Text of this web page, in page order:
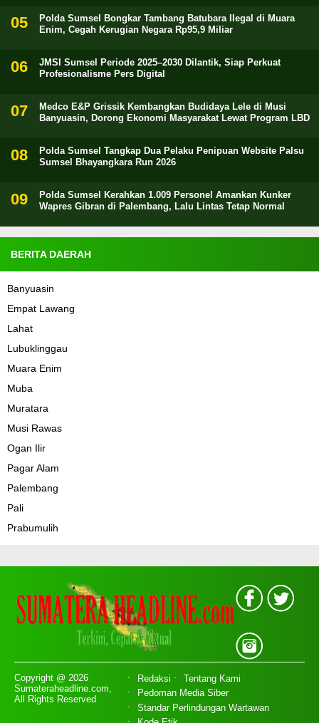
Polda Sumsel Bongkar Tambang Batubara Ilegal di Muara
Enim, Cegah Kerugian Negara Rp95,9 Miliar
JMSI Sumsel Periode 2025–2030 Dilantik, Siap Perkuat
Profesionalisme Pers Digital
Medco E&P Grissik Kembangkan Budidaya Lele di Musi
Banyuasin, Dorong Ekonomi Masyarakat Lewat Program LBD
Polda Sumsel Tangkap Dua Pelaku Penipuan Website Palsu
Sumsel Bhayangkara Run 2026
Polda Sumsel Kerahkan 1.009 Personel Amankan Kunker
Wapres Gibran di Palembang, Lalu Lintas Tetap Normal
BERITA DAERAH
Banyuasin
Empat Lawang
Lahat
Lubuklinggau
Muara Enim
Muba
Muratara
Musi Rawas
Ogan Ilir
Pagar Alam
Palembang
Pali
Prabumulih
Copyright @ 2026
Sumateraheadline.com,
All Rights Reserved
Redaksi
Tentang Kami
Pedoman Media Siber
Standar Perlindungan Wartawan